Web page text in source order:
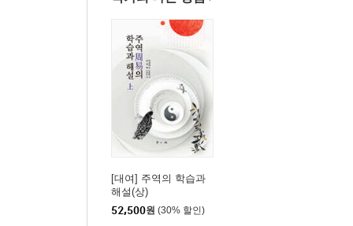
[대여] 주역의 학습과
해설(상)
52,500원 (30% 할인)